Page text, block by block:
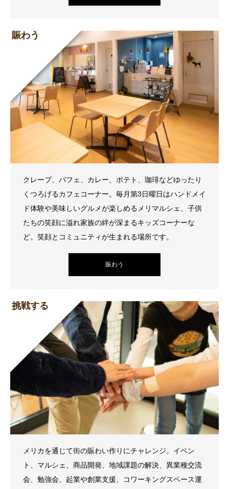
賑わう
クレープ、パフェ、カレー、ポテト、珈琲などゆったり
くつろげるカフェコーナー。毎月第3日曜日はハンドメイ
ド体験や美味しいグルメが楽しめるメリマルシェ、子供
たちの笑顔に溢れ家族の絆が深まるキッズコーナーな
ど。笑顔とコミュニティが生まれる場所です。
賑わう
挑戦する
メリカを通じて街の賑わい作りにチャレンジ。イベン
ト、マルシェ、商品開発、地域課題の解決、異業種交流
会、勉強会、起業や創業支援、コワーキングスペース運